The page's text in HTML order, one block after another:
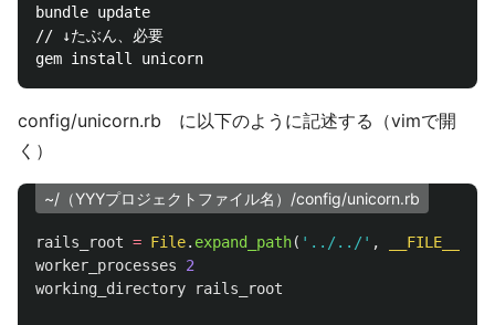
bundle update
// ↓たぶん、必要
config/unicorn.rb に以下のように記述する（vimで開
く）
~/（YYYプロジェクトファイル名）/config/unicorn.rb
rails_root = File. expand_path( '../../' , __FILE__
worker_processes
2
working_directory
rails_root